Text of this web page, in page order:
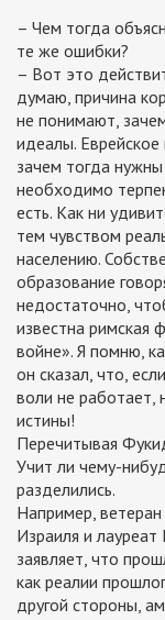
– Чем тогда
те же ошибки?
– Вот это
думаю, причина
не понимают,
идеалы. Еврейское
зачем тогда
необходимо
есть. Как ни
тем чувством
населению.
образование
недостаточно,
известна римская
войне». Я помню,
он сказал, что,
воли не работает,
истины!
Перечитывая
Учит ли чему-
разделились.
Например, ветеран
Израиля и
заявляет, что
как реалии
другой стороны,